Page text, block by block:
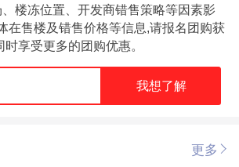
楼冻位置、开发商错售策略等因素影
在售楼及错售价格等信息,请报名团购获
享受更多的团购优惠。
我想了解
更多